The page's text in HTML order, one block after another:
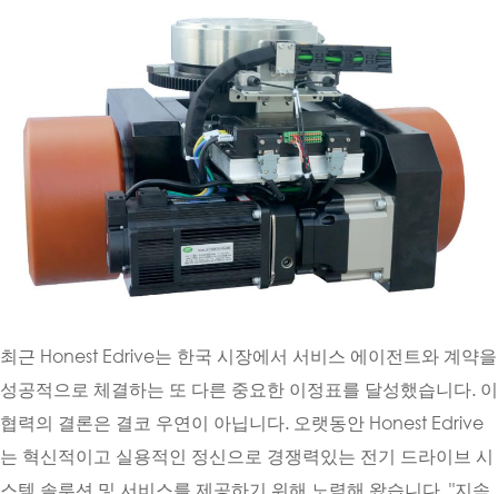
최근 Honest Edrive는 한국 시장에서 서비스 에이전트와 계약을
성공적으로 체결하는 또 다른 중요한 이정표를 달성했습니다. 이
협력의 결론은 결코 우연이 아닙니다. 오랫동안 Honest Edrive
는 혁신적이고 실용적인 정신으로 경쟁력있는 전기 드라이브 시
스템 솔루션 및 서비스를 제공하기 위해 노력해 왔습니다. "지속